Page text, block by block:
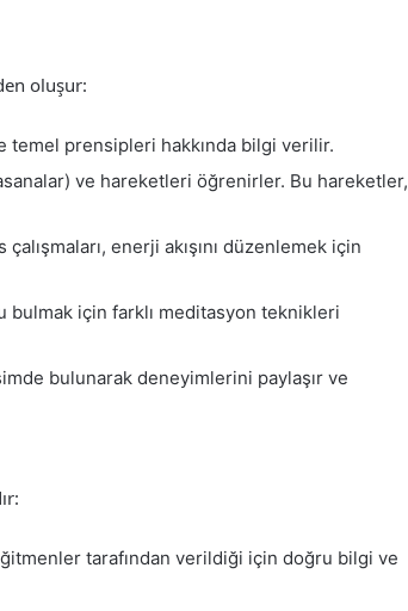
oluşur:
temel prensipleri hakkında bilgi verilir.
ve hareketleri öğrenirler. Bu hareketler,
enerji akışını düzenlemek için
için farklı meditasyon teknikleri
bulunarak deneyimlerini paylaşır ve
tarafından verildiği için doğru bilgi ve